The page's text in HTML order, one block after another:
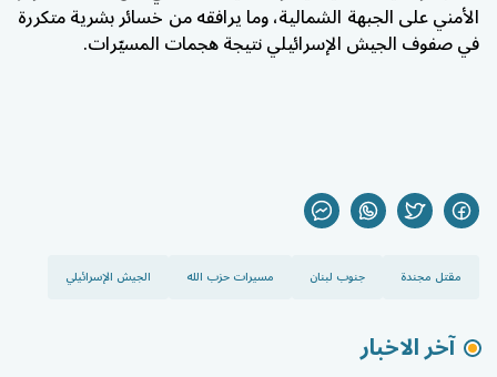
الأمني على الجبهة الشمالية، وما يرافقه من خسائر بشرية متكررة
في صفوف الجيش الإسرائيلي نتيجة هجمات المسيّرات.
مقتل مجندة جنوب لبنان مسيرات حزب الله الجيش الإسرائيلي
آخر الاخبار